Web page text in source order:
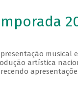
musical
artística